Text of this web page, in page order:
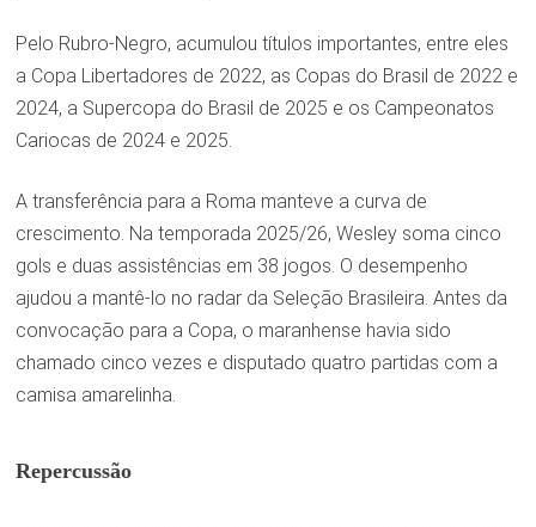
Pelo Rubro-Negro, acumulou títulos importantes, entre eles
a Copa Libertadores de 2022, as Copas do Brasil de 2022 e
2024, a Supercopa do Brasil de 2025 e os Campeonatos
Cariocas de 2024 e 2025.
A transferência para a Roma manteve a curva de
crescimento. Na temporada 2025/26, Wesley soma cinco
gols e duas assistências em 38 jogos. O desempenho
ajudou a mantê-lo no radar da Seleção Brasileira. Antes da
convocação para a Copa, o maranhense havia sido
chamado cinco vezes e disputado quatro partidas com a
camisa amarelinha.
Repercussão